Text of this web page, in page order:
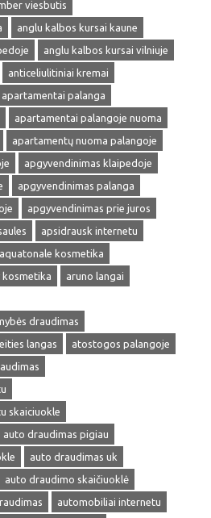
viesbutis
anglu kalbos kursai kaune
anglu kalbos kursai vilniuje
anticeliulitiniai kremai
apartamentai palanga
apartamentai palangoje nuoma
apartamentų nuoma palangoje
apgyvendinimas klaipedoje
apgyvendinimas palanga
apgyvendinimas prie juros
apsidrausk internetu
aquatonale kosmetika
aruno langai
draudimas
langas
atostogos palangoje
skaiciuokle
auto draudimas pigiau
auto draudimas uk
auto draudimo skaičiuoklė
automobiliai internetu